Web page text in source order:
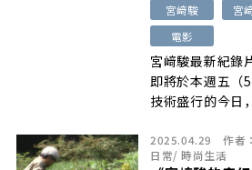
宮﨑駿
宮
電影
宮﨑駿最新紀錄
即將於本週五（
技術盛行的今日
2025.04.29 作者：
日常/時尚生活